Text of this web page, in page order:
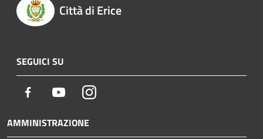
Città di Erice
SEGUICI SU
Facebook YoutubeInstagram
AMMINISTRAZIONE